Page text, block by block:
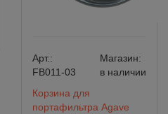
Арт.:
FB011-03
Магазин:
в наличии
Корзина для
портафильтра Agave